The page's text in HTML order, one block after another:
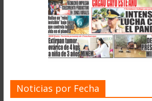
Noticias por Fecha